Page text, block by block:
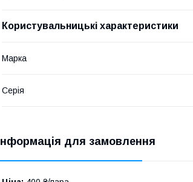
Користувальницькі характеристики
Марка
Серія
Інформація для замовлення